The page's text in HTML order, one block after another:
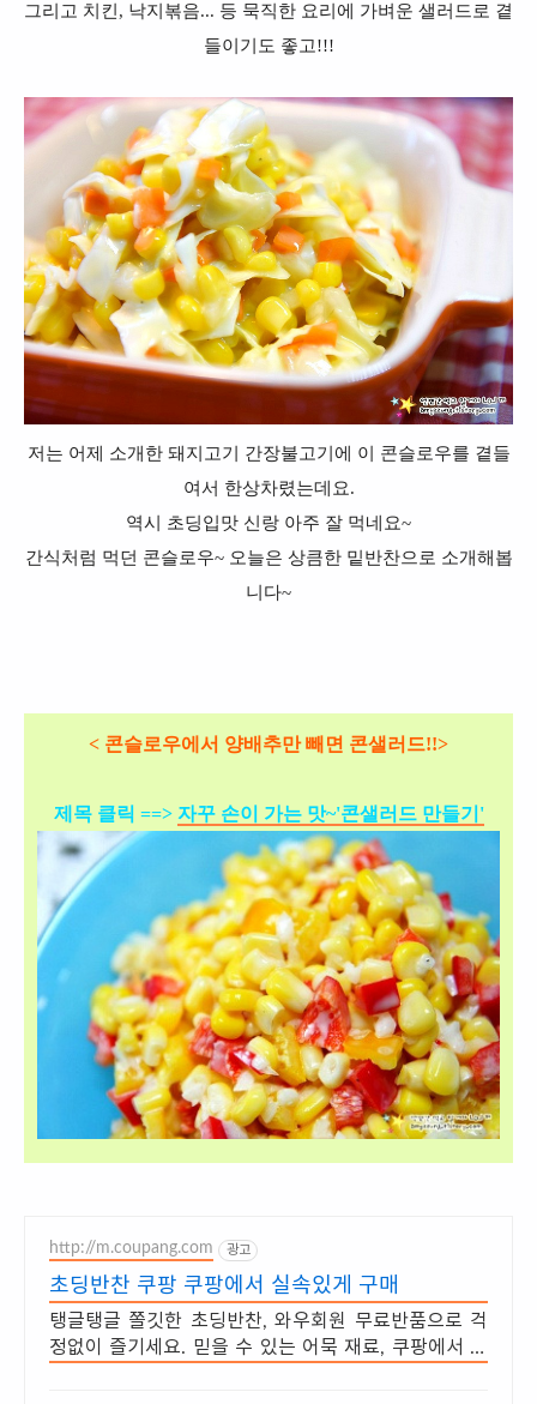
그리고 치킨, 낙지볶음... 등 묵직한 요리에 가벼운 샐러드로 곁
들이기도 좋고!!!
저는 어제 소개한 돼지고기 간장불고기에 이 콘슬로우를 곁들
여서 한상차렸는데요.
역시 초딩입맛 신랑 아주 잘 먹네요~
간식처럼 먹던 콘슬로우~ 오늘은 상큼한 밑반찬으로 소개해봅
니다~
< 콘슬로우에서 양배추만 빼면 콘샐러드!!>
제목 클릭 ==> 자꾸 손이 가는 맛~'콘샐러드 만들기'
http://m.coupang.com 광고
초딩반찬 쿠팡 쿠팡에서 실속있게 구매
탱글탱글 쫄깃한 초딩반찬, 와우회원 무료반품으로 걱
정없이 즐기세요. 믿을 수 있는 어묵 재료, 쿠팡에서 신